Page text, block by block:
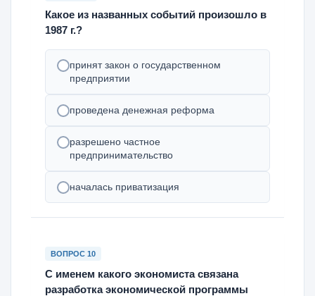
Какое из названных событий произошло в
1987 г.?
принят закон о государственном
предприятии
проведена денежная реформа
разрешено частное
предпринимательство
началась приватизация
ВОПРОС 10
С именем какого экономиста связана
разработка экономической программы